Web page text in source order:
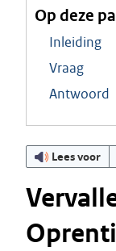
Op deze
Inleiding
Vraag
Antwoord
Lees voor